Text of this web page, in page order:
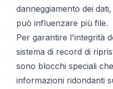
danneggiamento dei
può influenzare più file.
Per garantire l'integrità
sistema di record di
sono blocchi speciali
informazioni ridondanti